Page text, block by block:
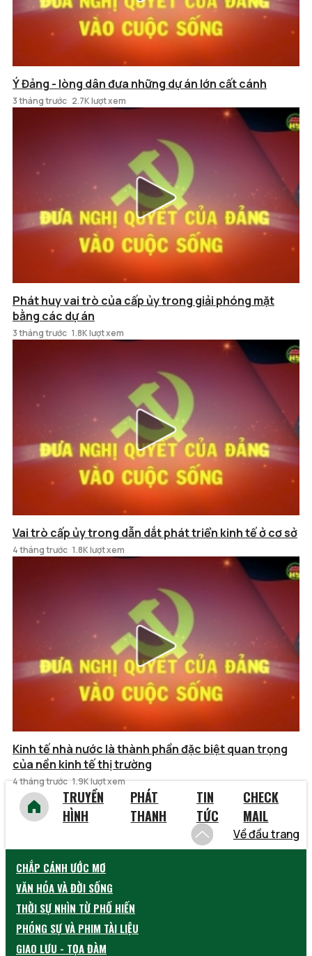
Ý Đảng - lòng dân đưa những dự án lớn cất cánh
3 tháng trước 2.7K lượt xem
Phát huy vai trò của cấp ủy trong giải phóng mặt
bằng các dự án
3 tháng trước 1.8K lượt xem
Vai trò cấp ủy trong dẫn dắt phát triển kinh tế ở cơ sở
4 tháng trước 1.8K lượt xem
Kinh tế nhà nước là thành phần đặc biệt quan trọng
của nền kinh tế thị trường
4 tháng trước 1.9K lượt xem
TRUYỀN
HÌNH
PHÁT
THANH
TIN
TỨC
CHECK
MAIL
Về đầu trang
CHẮP CÁNH ƯỚC MƠ
VĂN HÓA VÀ ĐỜI SỐNG
THỜI SỰ NHÌN TỪ PHỐ HIẾN
PHÓNG SỰ VÀ PHIM TÀI LIỆU
GIAO LƯU - TỌA ĐÀM